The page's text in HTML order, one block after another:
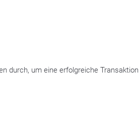
durch, um eine erfolgreiche Transaktion